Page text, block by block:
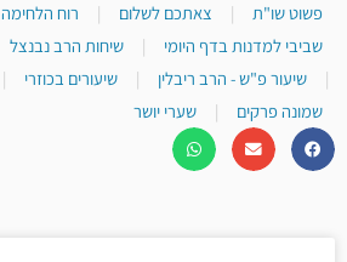
פשוט שו"ת
| צאתכם לשלום | רוח הלחימה
שביבי למדנות בדף היומי
| שיחות הרב נבנצל
|
שיעור פ"ש - הרב ריבלין | שיעורים בכוזרי |
שמונה פרקים
| שערי יושר